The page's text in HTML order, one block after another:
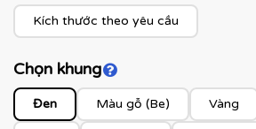
Kích thước theo yêu cầu
Chọn khungClick để xem màu khung
Đen Màu gỗ (Be) Vàng